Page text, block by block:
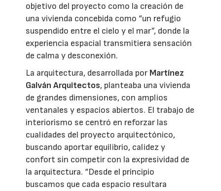
objetivo del proyecto como la creación de
una vivienda concebida como “un refugio
suspendido entre el cielo y el mar”, donde la
experiencia espacial transmitiera sensación
de calma y desconexión.
La arquitectura, desarrollada por Martínez
Galván Arquitectos, planteaba una vivienda
de grandes dimensiones, con amplios
ventanales y espacios abiertos. El trabajo de
interiorismo se centró en reforzar las
cualidades del proyecto arquitectónico,
buscando aportar equilibrio, calidez y
confort sin competir con la expresividad de
la arquitectura. “Desde el principio
buscamos que cada espacio resultara